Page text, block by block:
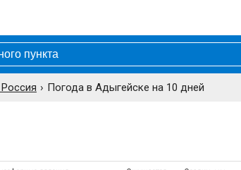
Погода в Адыгейске на 10 дней